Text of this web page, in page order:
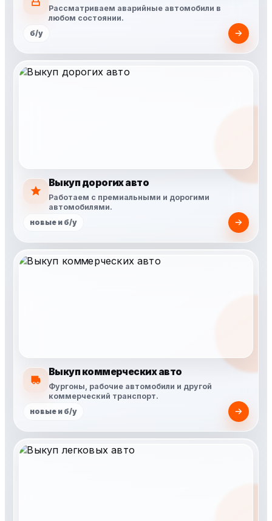
Рассматриваем аварийные автомобили в
любом состоянии.
б/у
Выкуп дорогих авто
Работаем с премиальными и дорогими
автомобилями.
новые и б/у
Выкуп коммерческих авто
Фургоны, рабочие автомобили и другой
коммерческий транспорт.
новые и б/у